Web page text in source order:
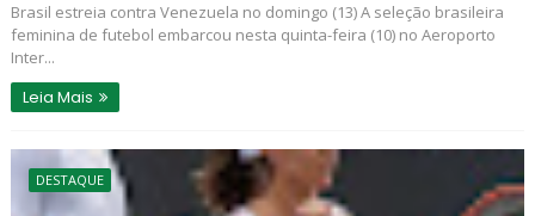
Brasil estreia contra Venezuela no domingo (13) A seleção brasileira
feminina de futebol embarcou nesta quinta-feira (10) no Aeroporto
Inter...
Leia Mais
DESTAQUE